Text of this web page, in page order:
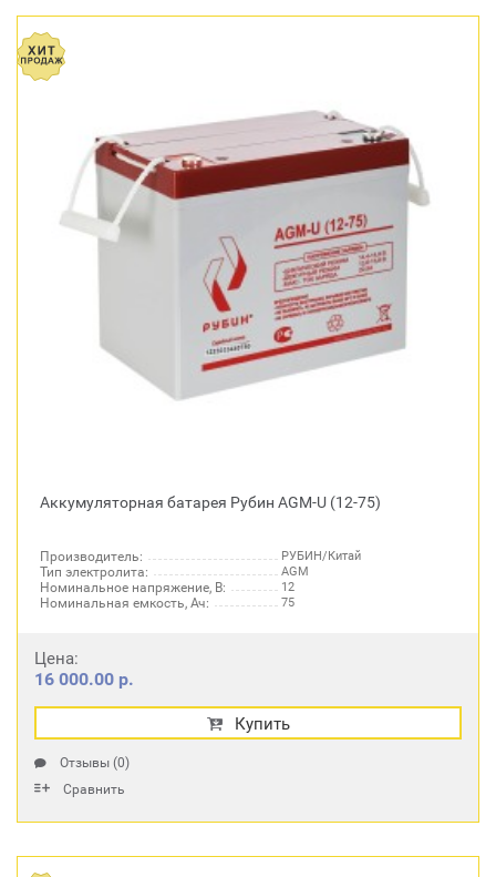
Аккумуляторная батарея Рубин AGM-U (12-75)
Производитель: РУБИН/Китай
Тип электролита: AGM
Номинальное напряжение, В: 12
Номинальная емкость, Ач: 75
Цена:
16 000.00 р.
Купить
Отзывы (0)
Сравнить